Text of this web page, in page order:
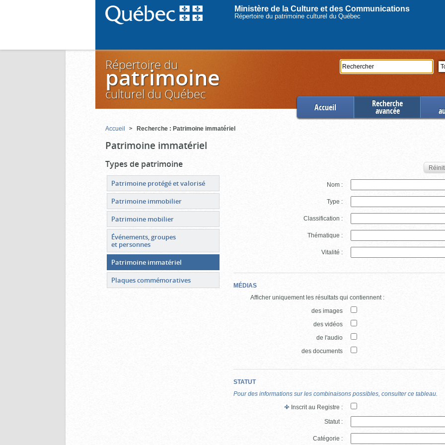
Ministère de la Culture et des Communications
Répertoire du patrimoine culturel du Québec
Rechercher
Répertoire du
patrimoine
culturel du Québec
Accueil Recherche
avancée
Accueil Recherche : Patrimoine immatériel
Patrimoine immatériel
Nom :
Type :
Classification :
Thématique :
Vitalité :
MÉDIAS
Afficher uniquement les résultats qui contiennent :
des images
des vidéos
de l'audio
des documents
STATUT
Pour des informations sur les combinaisons possibles, consulter ce tableau.
Inscrit au Registre :
Statut :
Catégorie :
Types de patrimoine
Patrimoine protégé et valorisé
Patrimoine immobilier
Patrimoine mobilier
Événements, groupes
et personnes
Patrimoine immatériel
Plaques commémoratives